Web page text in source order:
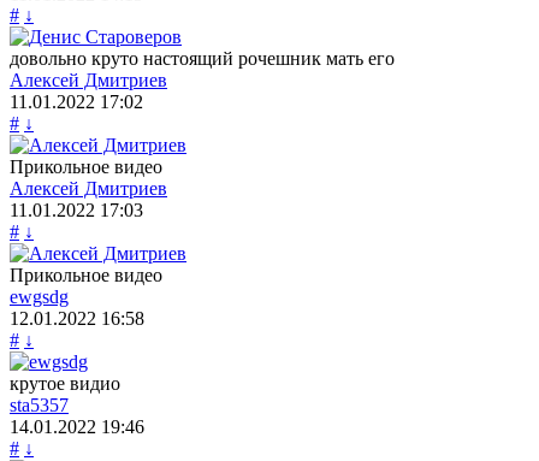
# ↓
довольно круто настоящий рочешник мать его
Алексей Дмитриев
11.01.2022 17:02
# ↓
Прикольное видео
Алексей Дмитриев
11.01.2022 17:03
# ↓
Прикольное видео
ewgsdg
12.01.2022 16:58
# ↓
крутое видио
sta5357
14.01.2022 19:46
# ↓